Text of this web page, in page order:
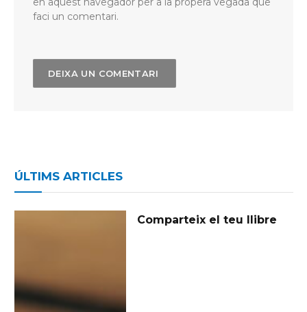
faci un comentari.
ÚLTIMS ARTICLES
Comparteix el teu llibre